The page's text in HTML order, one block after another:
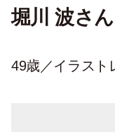
堀川 波さん
49歳／イラスト